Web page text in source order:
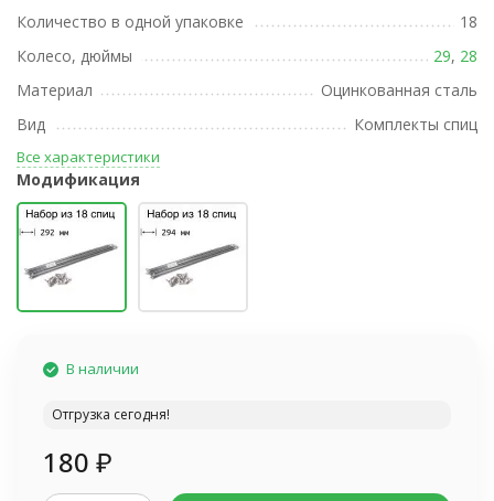
Количество в одной упаковке
18
Колесо, дюймы
29, 28
Материал
Оцинкованная сталь
Вид
Комплекты спиц
Все характеристики
Модификация
В наличии
Отгрузка сегодня!
180 ₽